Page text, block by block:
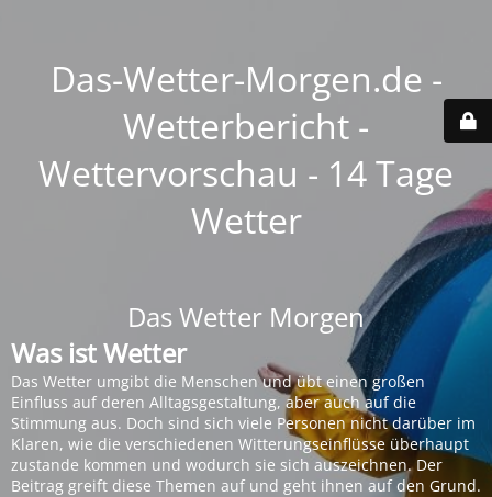
Das-Wetter-Morgen.de -
Wetterbericht -
Wettervorschau - 14 Tage
Wetter
Das Wetter Morgen
Was ist Wetter
Das Wetter umgibt die Menschen und übt einen großen
Einfluss auf deren Alltagsgestaltung, aber auch auf die
Stimmung aus. Doch sind sich viele Personen nicht darüber im
Klaren, wie die verschiedenen Witterungseinflüsse überhaupt
zustande kommen und wodurch sie sich auszeichnen. Der
Beitrag greift diese Themen auf und geht ihnen auf den Grund.